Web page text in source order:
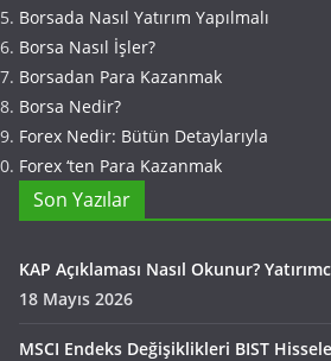
Borsada Nasıl Yatırım Yapılmalı
Borsa Nasıl İşler?
Borsadan Para Kazanmak
Borsa Nedir?
Forex Nedir: Bütün Detaylarıyla
Forex ‘ten Para Kazanmak
Son Yazılar
KAP Açıklaması Nasıl Okunur?
18 Mayıs 2026
MSCI Endeks Değişiklikleri BIST